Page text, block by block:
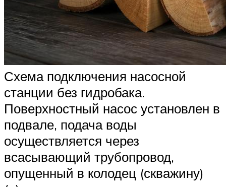
Схема подключения насосной
станции без гидробака.
Поверхностный насос установлен в
подвале, подача воды
осуществляется через
всасывающий трубопровод,
опущенный в колодец (скважину)